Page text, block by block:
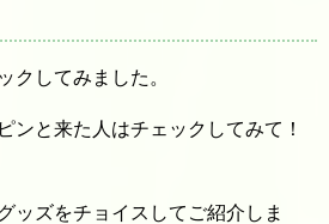
クしてみました。
ンと来た人はチェックしてみて！
ッズをチョイスしてご紹介しま